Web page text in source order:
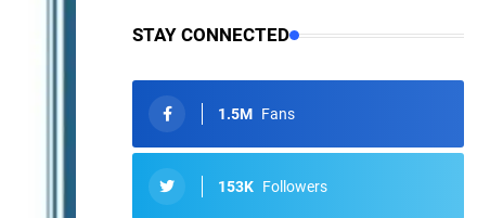
STAY CONNECTED
1.5M Fans
153K Followers